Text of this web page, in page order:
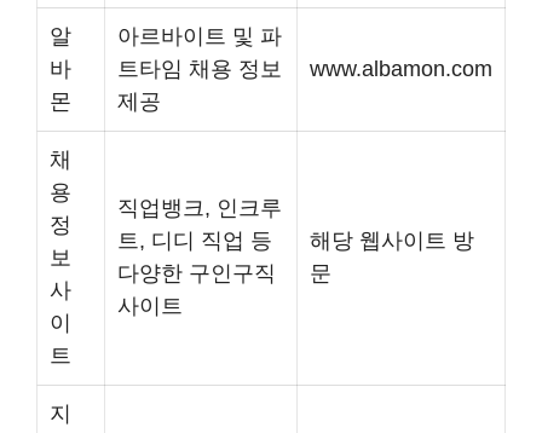
알
바
몬
아르바이트 및 파
트타임 채용 정보
제공
www.albamon.com
채
용
정
보
사
이
트
직업뱅크, 인크루
트, 디디 직업 등
다양한 구인구직
사이트
해당 웹사이트 방
문
지